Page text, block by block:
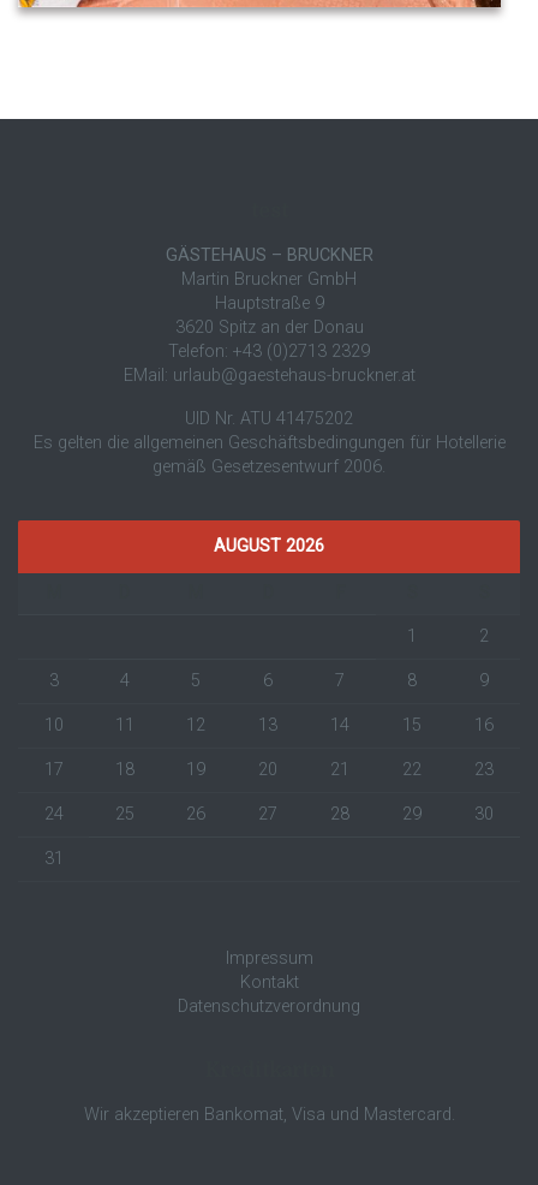
GÄSTEHAUS – BRUCKNER
Martin Bruckner GmbH
Hauptstraße 9
3620 Spitz an der Donau
Telefon: +43 (0)2713 2329
EMail: urlaub@gaestehaus-bruckner.at
UID Nr. ATU 41475202
Es gelten die allgemeinen Geschäftsbedingungen für Hotellerie
gemäß Gesetzesentwurf 2006.
AUGUST 2026
1 2
3 4 5 6 7 8 9
10 11 12 13 14 15 16
17 18 19 20 21 22 23
24 25 26 27 28 29 30
31
Impressum
Kontakt
Datenschutzverordnung
Wir akzeptieren Bankomat, Visa und Mastercard.